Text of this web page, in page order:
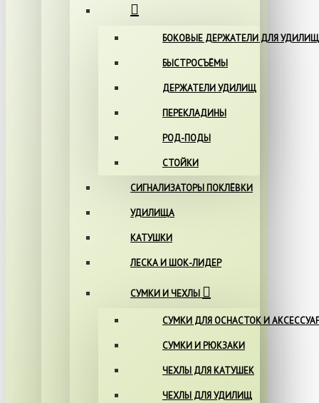
БОКОВЫЕ ДЕРЖАТЕЛИ ДЛЯ УДИЛИЩ
БЫСТРОСЪЁМЫ
ДЕРЖАТЕЛИ УДИЛИЩ
ПЕРЕКЛАДИНЫ
РОД-ПОДЫ
СТОЙКИ
СИГНАЛИЗАТОРЫ ПОКЛЁВКИ
УДИЛИЩА
КАТУШКИ
ЛЕСКА И ШОК-ЛИДЕР
СУМКИ И ЧЕХЛЫ
СУМКИ ДЛЯ ОСНАСТОК И
СУМКИ И РЮКЗАКИ
ЧЕХЛЫ ДЛЯ КАТУШЕК
ЧЕХЛЫ ДЛЯ УДИЛИЩ